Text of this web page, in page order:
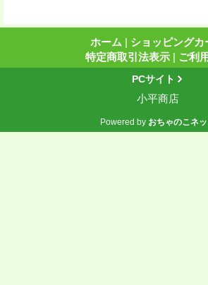
ホーム | ショッピングカ
特定商取引法表示 | ご利
PCサイト
小平商店
Powered by おちゃのこネッ